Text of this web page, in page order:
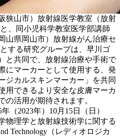
狭山市）放射線医学教室（放射
、同小児科学教室医学部講師
山県岡山市）放射線がん治療セ
する研究グループは、早川ゴ
と共同で、放射線治療や手術で
にマーカーとして使用する、発
ジカルスキンマーカー」を共同
用できるより安全な皮膚マーカ
の活用が期待されます。
（2023年）10月15日（日）
物理学と放射線技術学に関する
Technology（レディオロジカ